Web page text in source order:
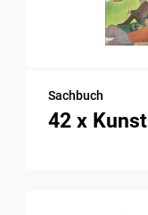
Sachbuch
42 x Kunst